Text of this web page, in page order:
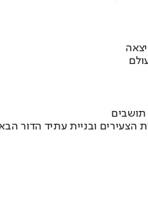
הצעירים ובניית עתיד הדור